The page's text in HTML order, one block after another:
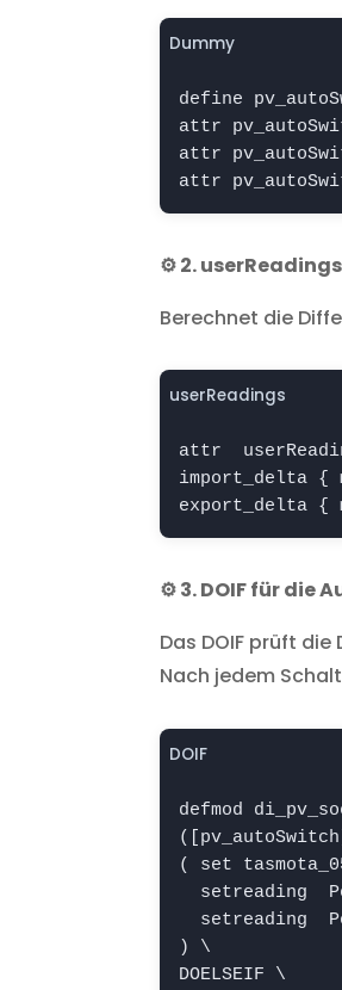
Dummy
define
attr
attr
attr
⚙️ 2. userReadings
Berechnet die
userReadings
attr
import_delta {
export_delta {
⚙️ 3. DOIF für die
Das DOIF prüft
Nach jedem
DOIF
defmod
( set
  setreading
  setreading
) \
DOELSEIF \